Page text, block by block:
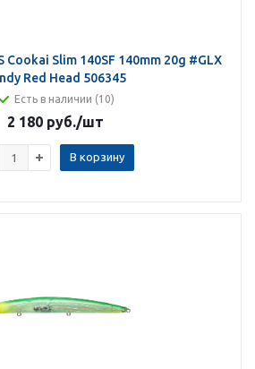
Cookai Slim 140SF 140mm 20g #GLX
Red Head 506345
Есть в наличии (10)
2 180 руб./шт
В корзину